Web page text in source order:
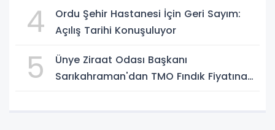
4
Ordu Şehir Hastanesi İçin Geri Sayım:
Açılış Tarihi Konuşuluyor
5
Ünye Ziraat Odası Başkanı
Sarıkahraman'dan TMO Fındık Fiyatına